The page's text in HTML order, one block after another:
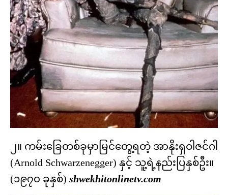
၂။ ကမ်းခြေတစ်ခုမှာမြင်တွေ့ရတဲ့ အာနိုးရှဝါဇင်ဂါ
(Arnold Schwarzenegger) နှင့် သူ့ရဲ့နည်းပြနှစ်ဦး။
(၁၉၇၀ ခုနှစ်) shwekhitonlinetv.com